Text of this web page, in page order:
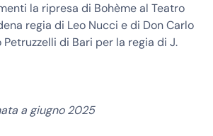
la ripresa di Bohème al Teatro
regia di Leo Nucci e di Don Carlo
di Bari per la regia di J.
a giugno 2025